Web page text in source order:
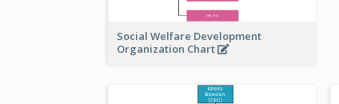
Social Welfare Development
Organization Chart